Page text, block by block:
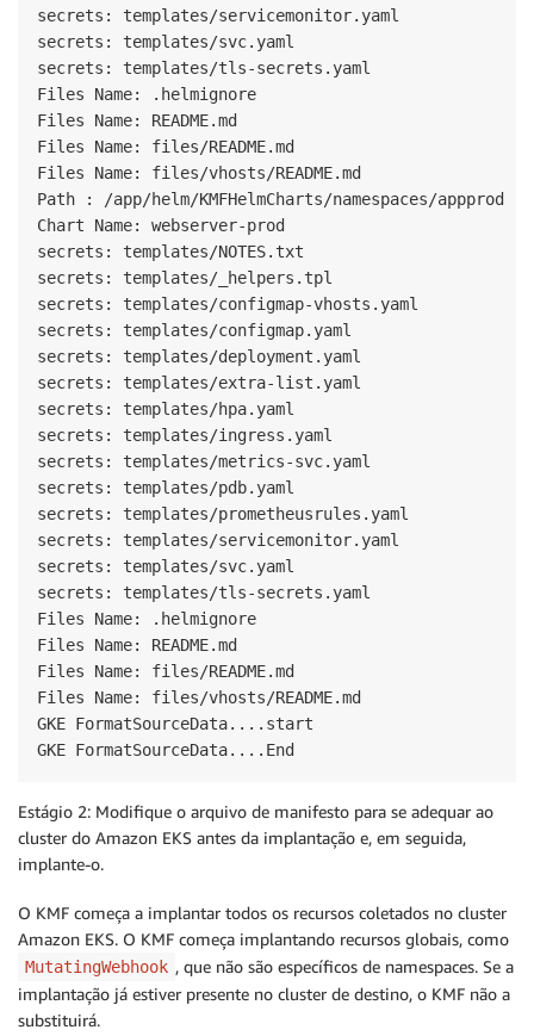
secrets: templates/servicemonitor.yaml
secrets: templates/svc.yaml
secrets: templates/tls-secrets.yaml
Files Name: .helmignore
Files Name: README.md
Files Name: files/README.md
Files Name: files/vhosts/README.md
Path : /app/helm/KMFHelmCharts/namespaces/appprod
Chart Name: webserver-prod
secrets: templates/NOTES.txt
secrets: templates/_helpers.tpl
secrets: templates/configmap-vhosts.yaml
secrets: templates/configmap.yaml
secrets: templates/deployment.yaml
secrets: templates/extra-list.yaml
secrets: templates/hpa.yaml
secrets: templates/ingress.yaml
secrets: templates/metrics-svc.yaml
secrets: templates/pdb.yaml
secrets: templates/prometheusrules.yaml
secrets: templates/servicemonitor.yaml
secrets: templates/svc.yaml
secrets: templates/tls-secrets.yaml
Files Name: .helmignore
Files Name: README.md
Files Name: files/README.md
Files Name: files/vhosts/README.md
GKE FormatSourceData....start
GKE FormatSourceData....End
Estágio 2: Modifique o arquivo de manifesto para se adequar ao
cluster do Amazon EKS antes da implantação e, em seguida,
implante-o.
O KMF começa a implantar todos os recursos coletados no cluster
Amazon EKS. O KMF começa implantando recursos globais, como
MutatingWebhook , que não são específicos de namespaces. Se a
implantação já estiver presente no cluster de destino, o KMF não a
substituirá.